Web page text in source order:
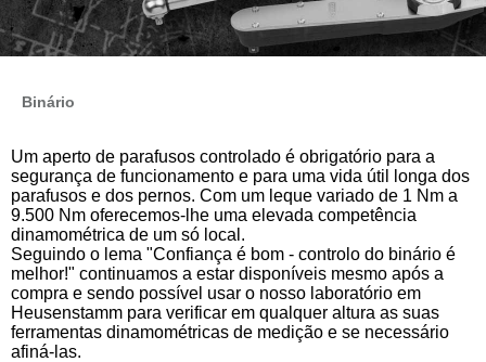
Binário
Um aperto de parafusos controlado é obrigatório para a
segurança de funcionamento e para uma vida útil longa dos
parafusos e dos pernos. Com um leque variado de 1 Nm a
9.500 Nm oferecemos-lhe uma elevada competência
dinamométrica de um só local.
Seguindo o lema "Confiança é bom - controlo do binário é
melhor!" continuamos a estar disponíveis mesmo após a
compra e sendo possível usar o nosso laboratório em
Heusenstamm para verificar em qualquer altura as suas
ferramentas dinamométricas de medição e se necessário
afiná-las.